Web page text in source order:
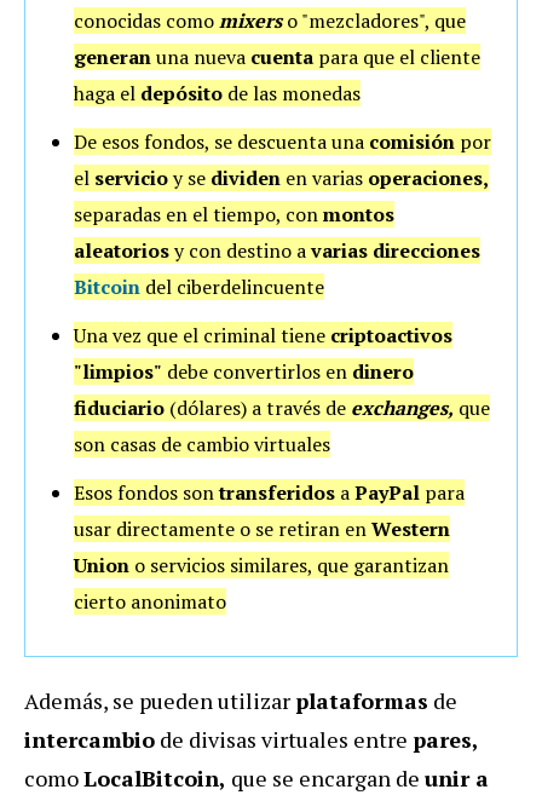
conocidas comomixers o "mezcladores", que
generanuna nueva cuenta para que el cliente
haga el depósito de las monedas
De esos fondos, se descuenta una comisión por
el servicioy se dividen en varias operaciones,
separadas en el tiempo, conmontos
aleatoriosy con destino avarias direcciones
Bitcoin del ciberdelincuente
Una vez que el criminal tiene criptoactivos
"limpios" debe convertirlos en dinero
fiduciario (dólares) a través de exchanges, que
son casas de cambio virtuales
Esos fondos sontransferidos aPayPal para
usar directamente o se retiran enWestern
Union o servicios similares, que garantizan
cierto anonimato
Además, se pueden utilizarplataformas de
intercambio de divisas virtuales entre pares,
comoLocalBitcoin, que se encargan de unir a